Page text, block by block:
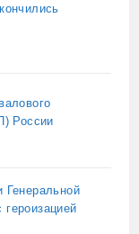
России
Генеральной